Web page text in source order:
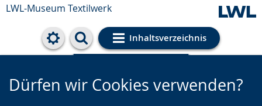
LWL-Museum Textilwerk
Inhaltsverzeichnis
Cookie-Einstellungen
Dürfen wir Cookies verwenden?